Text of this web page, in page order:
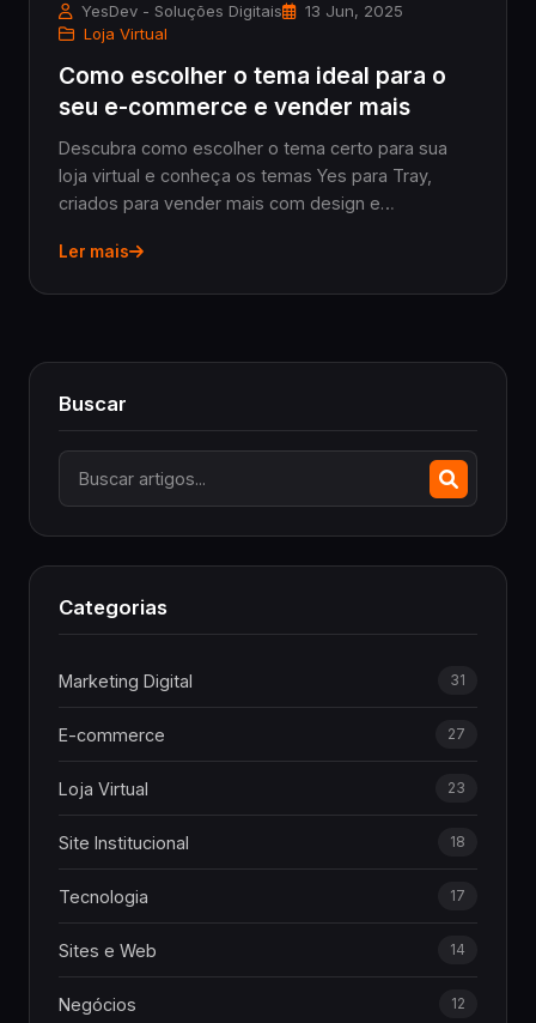
YesDev - Soluções Digitais
13 Jun, 2025
Loja Virtual
Como escolher o tema ideal para o
seu e-commerce e vender mais
Descubra como escolher o tema certo para sua
loja virtual e conheça os temas Yes para Tray,
criados para vender mais com design e
Ler mais
Buscar
Categorias
Marketing Digital 31
E-commerce 27
Loja Virtual 23
Site Institucional 18
Tecnologia 17
Sites e Web 14
Negócios 12